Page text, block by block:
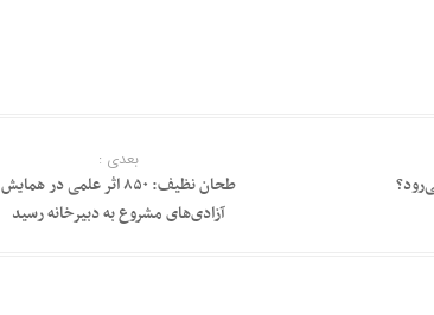
بعدی :
طحان نظیف: ۸۵۰ اثر علمی در همایش
آزادی‌های مشروع به دبیرخانه رسید